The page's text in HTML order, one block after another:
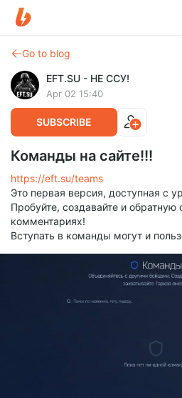
Go to blog
EFT.SU - НЕ ССУ!
Apr 02 15:40
SUBSCRIBE
Команды на сайте!!!
https://eft.su/teams
Это первая версия, доступная с
Пробуйте, создавайте и обратную
комментариях!
Вступать в команды могут и